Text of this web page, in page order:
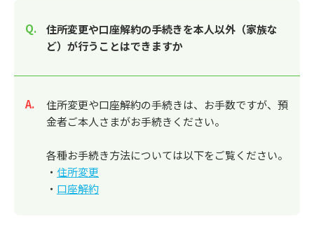
住所変更や口座解約の手続きを本人以外（家族な
ど）が行うことはできますか
回答
住所変更や口座解約の手続きは、お手数ですが、預
金者ご本人さまがお手続きください。
各種お手続き方法については以下をご覧ください。
・ 住所変更
・ 口座解約